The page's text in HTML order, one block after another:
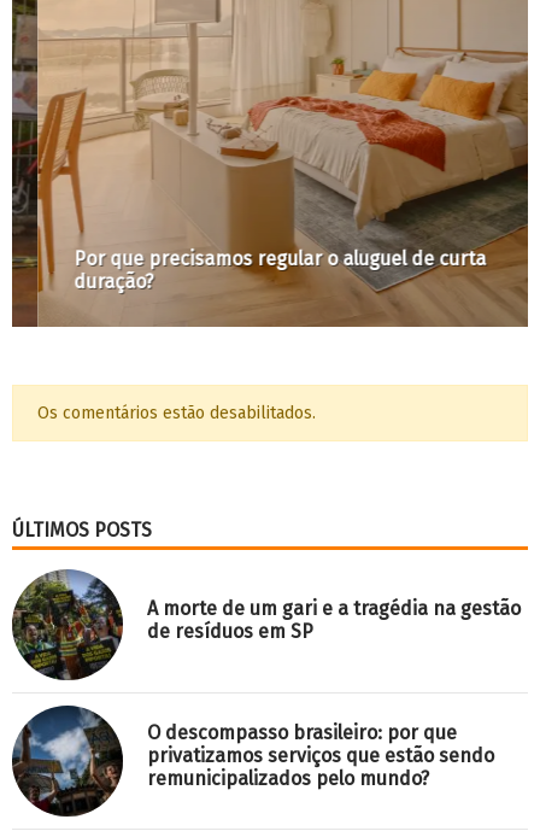
Por que precisamos regular o aluguel de curta
duração?
Os comentários estão desabilitados.
ÚLTIMOS POSTS
A morte de um gari e a tragédia na gestão
de resíduos em SP
O descompasso brasileiro: por que
privatizamos serviços que estão sendo
remunicipalizados pelo mundo?